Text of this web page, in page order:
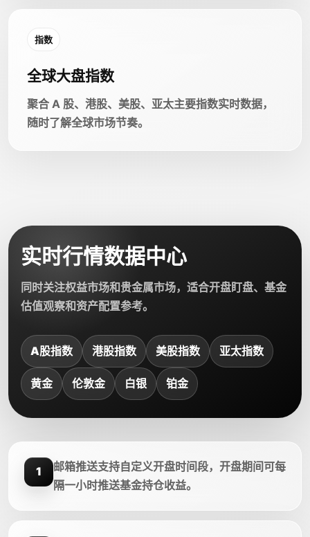
指数
全球大盘指数
聚合 A 股、港股、美股、亚太主要指数实时数据，
随时了解全球市场节奏。
实时行情数据中心
同时关注权益市场和贵金属市场，适合开盘盯盘、基金
估值观察和资产配置参考。
A股指数 港股指数 美股指数 亚太指数
黄金 伦敦金 白银 铂金
1
邮箱推送支持自定义开盘时间段，开盘期间可每
隔一小时推送基金持仓收益。